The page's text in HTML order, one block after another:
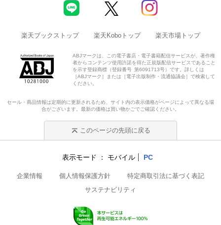
楽天ブックストップ 楽天Koboトップ 楽天市場トップ
ABJマークは、この電子書店・電子書籍配信サービスが、著作権
者からコンテンツ使用許諾を得た正規版配信サービスであること
を示す登録商標（登録番号 第6091713号）です。詳しくは
［ABJマーク］または［電子出版制作・流通協議会］で検索して
ください。
セール・商品情報は定期的に更新されるため、サイト内の表示価格がページによって異なる場
合がございます。最新の価格は買い物かごでご確認ください。
このページの先頭に戻る
表示モード モバイル PC
企業情報 個人情報保護方針
特定商取引法に基づく表記
サステナビリティ